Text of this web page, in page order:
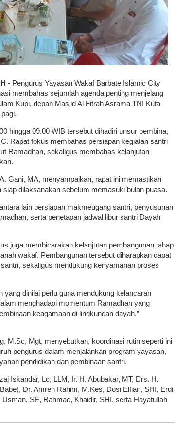
- Pengurus Yayasan Wakaf Barbate Islamic City
membahas sejumlah agenda penting menjelang
Kupi, depan Masjid Al Fitrah Asrama TNI Kuta
hingga 09.00 WIB tersebut dihadiri unsur pembina,
Rapat fokus membahas persiapan kegiatan santri
Ramadhan, sekaligus membahas kelanjutan
Gani, MA, menyampaikan, rapat ini memastikan
dilaksanakan sebelum memasuki bulan puasa.
lain persiapan makmeugang santri, penyusunan
serta penetapan jadwal libur santri Dayah
juga membicarakan kelanjutan pembangunan tahap
wakaf. Pembangunan tersebut diharapkan dapat
sekaligus mendukung kenyamanan proses
yang dinilai perlu guna mendukung kelancaran
menghadapi momentum Ramadhan yang
keagamaan di lingkungan dayah,”
M.Sc, Mgt, menyebutkan, koordinasi rutin seperti ini
pengurus dalam menjalankan program yayasan,
pendidikan dan pembinaan santri.
Iskandar, Lc, LLM, Ir. H. Abubakar, MT, Drs. H.
Dr. Amren Rahim, M.Kes, Dosi Elfian, SHI, Erdi
SE, Rahmad, Khaidir, SHI, serta Hayatullah